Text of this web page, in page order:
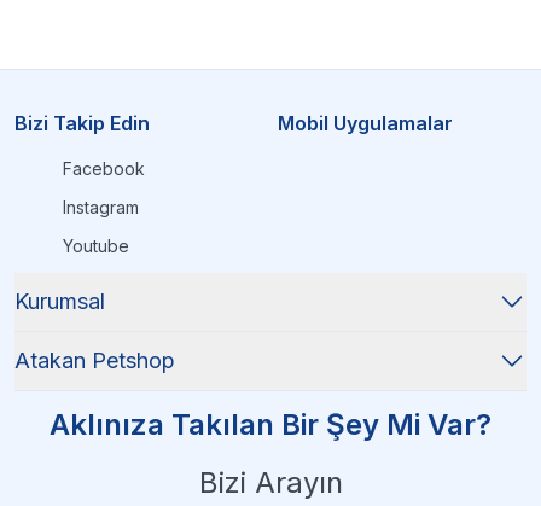
Bizi Takip Edin
Facebook
Instagram
Youtube
Mobil Uygulamalar
Kurumsal
Atakan Petshop
Aklınıza Takılan Bir Şey Mi Var?
Bizi Arayın